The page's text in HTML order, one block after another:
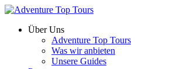
Über Uns
Adventure Top Tours
Was wir anbieten
Unsere Guides